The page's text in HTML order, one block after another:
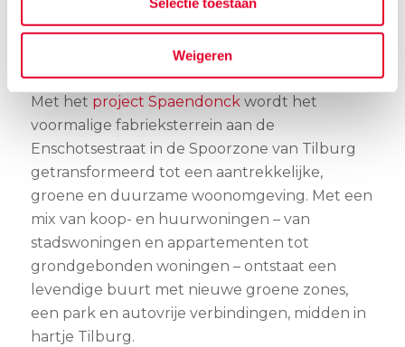
Weigeren
Wonen in hartje Tilburg
Met het project Spaendonckwordt het
voormalige fabrieksterrein aan de
Enschotsestraat in de Spoorzone van Tilburg
getransformeerd tot een aantrekkelijke,
groene en duurzame woonomgeving. Met een
mix van koop- en huurwoningen – van
stadswoningen en appartementen tot
grondgebonden woningen – ontstaat een
levendige buurt met nieuwe groene zones,
een park en autovrije verbindingen, midden in
hartje Tilburg.